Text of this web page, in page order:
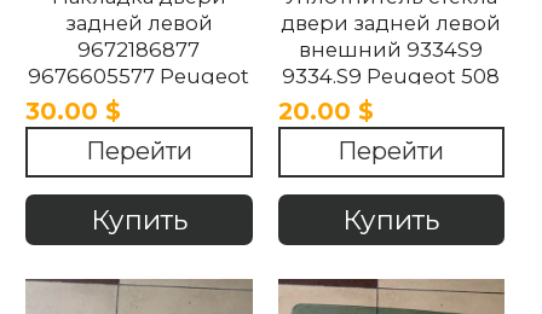
задней левой
9672186877
9676605577 Peugeot
508 2010-2018.
30.00 $
Перейти
Купить
двери задней левой
внешний 9334S9
9334.S9 Peugeot 508
2010-2018.
20.00 $
Перейти
Купить